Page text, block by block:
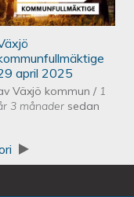
2025
april 2025
Växjö kommun / 1
3 månadersedan